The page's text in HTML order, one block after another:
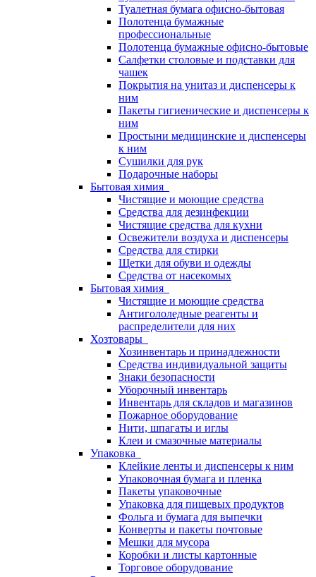
Туалетная бумага офисно-бытовая
Полотенца бумажные
профессиональные
Полотенца бумажные офисно-бытовые
Салфетки столовые и подставки для
чашек
Покрытия на унитаз и диспенсеры к
ним
Пакеты гигиенические и диспенсеры к
ним
Простыни медицинские и диспенсеры
к ним
Сушилки для рук
Подарочные наборы
Бытовая химия
Чистящие и моющие средства
Средства для дезинфекции
Чистящие средства для кухни
Освежители воздуха и диспенсеры
Средства для стирки
Щетки для обуви и одежды
Средства от насекомых
Бытовая химия
Чистящие и моющие средства
Антигололедные реагенты и
распределители для них
Хозтовары
Хозинвентарь и принадлежности
Средства индивидуальной защиты
Знаки безопасности
Уборочный инвентарь
Инвентарь для складов и магазинов
Пожарное оборудование
Нити, шпагаты и иглы
Клеи и смазочные материалы
Упаковка
Клейкие ленты и диспенсеры к ним
Упаковочная бумага и пленка
Пакеты упаковочные
Упаковка для пищевых продуктов
Фольга и бумага для выпечки
Конверты и пакеты почтовые
Мешки для мусора
Коробки и листы картонные
Торговое оборудование